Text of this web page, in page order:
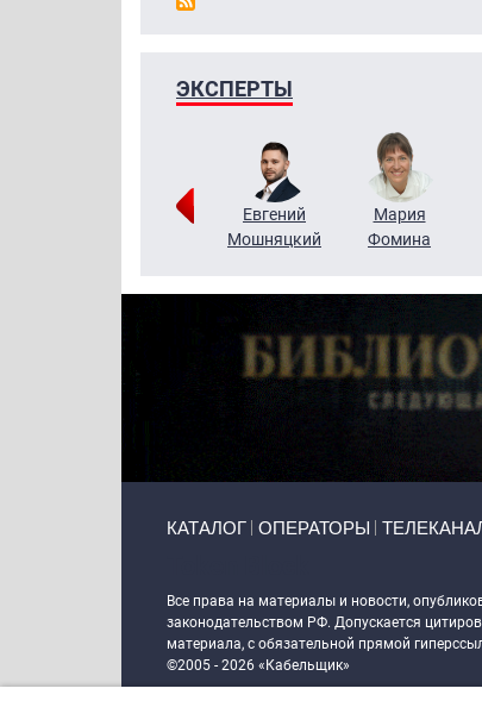
ЭКСПЕРТЫ
Виктор
Евгений
Мошняцкий
Мария
Фомина
КАТАЛОГ ОПЕРАТОРЫ
Все права на материалы и новости,
законодательством РФ. Допускается
материала, с обязательной прямой
©2005 - 2026 «Кабельщик»